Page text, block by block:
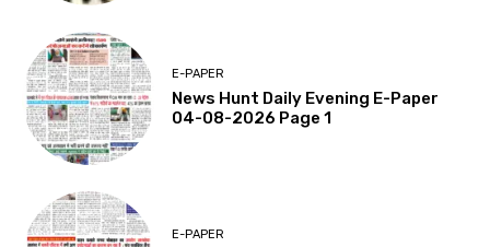
E-PAPER
News Hunt Daily Evening E-Paper
04-08-2026 Page 1
E-PAPER